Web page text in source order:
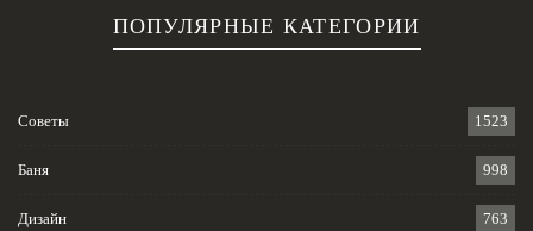
ПОПУЛЯРНЫЕ КАТЕГОРИИ
Советы 1523
Баня 998
Дизайн 763